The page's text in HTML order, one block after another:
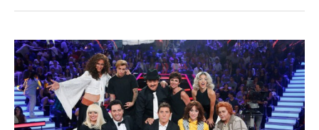
más
hermosa
de
amor
lesbiano?